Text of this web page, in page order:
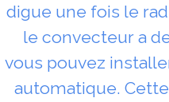
digue une fois le
le convecteur a
vous pouvez
automatique.